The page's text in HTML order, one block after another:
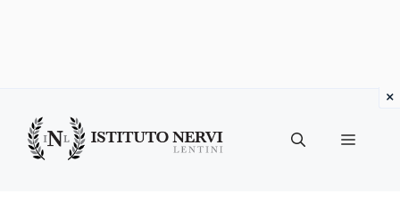
contenuto
Menu